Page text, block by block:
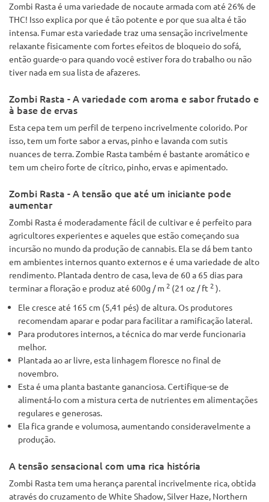
Zombi Rasta é uma variedade de nocaute armada com até 26% de
THC! Isso explica por que é tão potente e por que sua alta é tão
intensa. Fumar esta variedade traz uma sensação incrivelmente
relaxante fisicamente com fortes efeitos de bloqueio do sofá,
então guarde-o para quando você estiver fora do trabalho ou não
tiver nada em sua lista de afazeres.
Zombi Rasta - A variedade com aroma e sabor frutado e
à base de ervas
Esta cepa tem um perfil de terpeno incrivelmente colorido. Por
isso, tem um forte sabor a ervas, pinho e lavanda com sutis
nuances de terra. Zombie Rasta também é bastante aromático e
tem um cheiro forte de cítrico, pinho, ervas e apimentado.
Zombi Rasta - A tensão que até um iniciante pode
aumentar
Zombi Rasta é moderadamente fácil de cultivar e é perfeito para
agricultores experientes e aqueles que estão começando sua
incursão no mundo da produção de cannabis. Ela se dá bem tanto
em ambientes internos quanto externos e é uma variedade de alto
rendimento. Plantada dentro de casa, leva de 60 a 65 dias para
terminar a floração e produz até 600g / m 2 (21 oz / ft 2 ).
Ele cresce até 165 cm (5,41 pés) de altura. Os produtores
recomendam aparar e podar para facilitar a ramificação lateral.
Para produtores internos, a técnica do mar verde funcionaria
melhor.
Plantada ao ar livre, esta linhagem floresce no final de
novembro.
Esta é uma planta bastante gananciosa. Certifique-se de
alimentá-lo com a mistura certa de nutrientes em alimentações
regulares e generosas.
Ela fica grande e volumosa, aumentando consideravelmente a
produção.
A tensão sensacional com uma rica história
Zombi Rasta tem uma herança parental incrivelmente rica, obtida
através do cruzamento de White Shadow, Silver Haze, Northern